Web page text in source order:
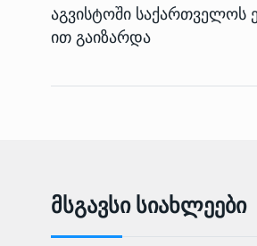
აგვისტოში საქართველოს
ით გაიზარდა
Მსგავსი Სიახლეები